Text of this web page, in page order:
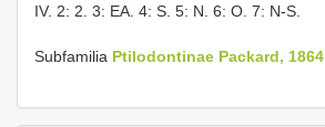
IV. 2: 2. 3: EA. 4: S. 5: N. 6: O. 7: N-S.
Subfamilia Ptilodontinae Packard, 1864